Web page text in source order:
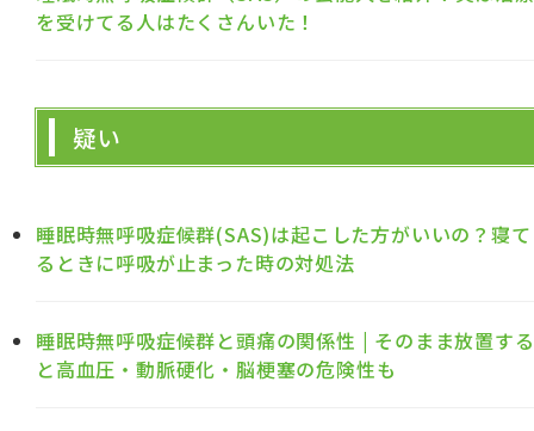
を受けてる人はたくさんいた！
疑い
睡眠時無呼吸症候群(SAS)は起こした方がいいの？寝て
るときに呼吸が止まった時の対処法
睡眠時無呼吸症候群と頭痛の関係性 | そのまま放置する
と高血圧・動脈硬化・脳梗塞の危険性も